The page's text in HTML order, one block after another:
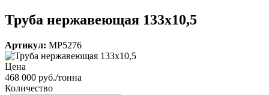
Труба нержавеющая 133х10,5
Артикул: MP5276
Цена
468 000 руб./тонна
Количество